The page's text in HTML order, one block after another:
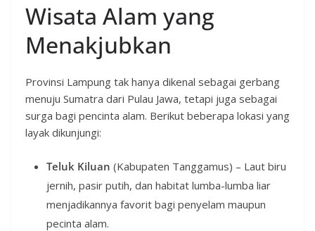
Wisata Alam yang
Menakjubkan
Provinsi Lampung tak hanya dikenal sebagai gerbang
menuju Sumatra dari Pulau Jawa, tetapi juga sebagai
surga bagi pencinta alam. Berikut beberapa lokasi yang
layak dikunjungi:
Teluk Kiluan (Kabupaten Tanggamus) – Laut biru
jernih, pasir putih, dan habitat lumba-lumba liar
menjadikannya favorit bagi penyelam maupun
pecinta alam.